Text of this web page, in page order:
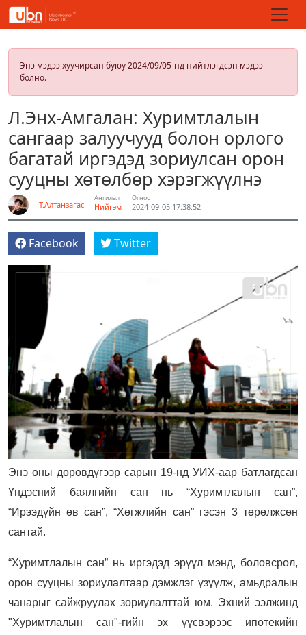
Энэ мэдээ хуучирсан буюу 2024/09/05-нд нийтлэгдсэн мэдээ
болно.
Л.Энх-Амгалан: Хуримтлалын
сангаар залуучууд болон орлого
багатай иргэдэд зориулсан орон
сууцны хөтөлбөр хэрэгжүүлнэ
Т.Алтанзагас
Ангилал
Нийгэм
Огноо
2024-09-05 17:38:52
Facebook Twitter
Энэ оны дөрөвдүгээр сарын 19-нд УИХ-аар батлагдсан
Үндэсний баялгийн сан нь “Хуримтлалын сан”,
“Ирээдүйн өв сан”, “Хөгжлийн сан” гэсэн 3 төрөлжсөн
сантай.
“Хуримтлалын сан” нь иргэдэд эрүүл мэнд, боловсрол,
орон сууцны зориулалтаар дэмжлэг үзүүлж, амьдралын
чанарыг сайжруулах зориулалттай юм. Эхний ээлжинд
"Хуримтлалын сан"-гийн эх үүсвэрээс ипотекийн